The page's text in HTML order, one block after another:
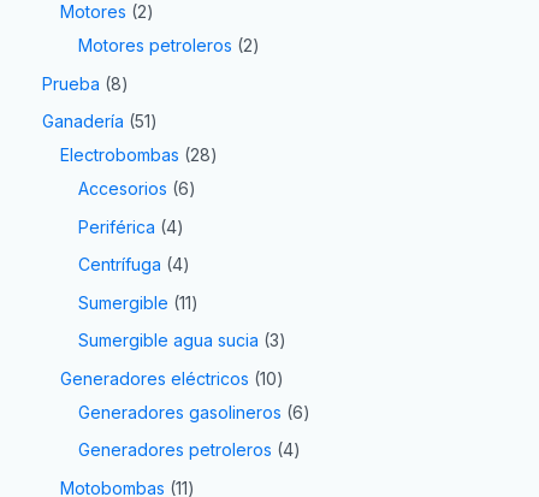
Motores
2
Motores petroleros
2
Prueba 8
Ganadería 51
Electrobombas
28
Accesorios 6
Periférica 4
Centrífuga 4
Sumergible 11
Sumergible agua sucia 3
Generadores eléctricos 10
Generadores gasolineros 6
Generadores petroleros 4
Motobombas 11